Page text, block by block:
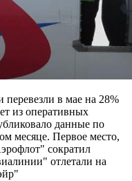
в мае на 28%
из оперативных
данные по
месяце. Первое место,
сократил
отлетали на